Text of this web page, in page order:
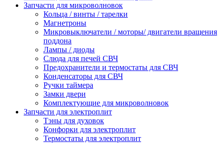
Запчасти для микроволновок
Кольца / винты / тарелки
Магнетроны
Микровыключатели / моторы/ двигатели вращения
поддона
Лампы / диоды
Слюда для печей СВЧ
Предохранители и термостаты для СВЧ
Конденсаторы для СВЧ
Ручки таймера
Замки двери
Комплектующие для микроволновок
Запчасти для электроплит
Тэны для духовок
Конфорки для электроплит
Термостаты для электроплит